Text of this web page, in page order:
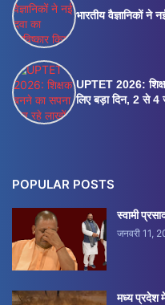
भारतीय वैज्ञानिकों ने
UPTET 2026:
लिए बड़ा दिन, 2 से 4
POPULAR POSTS
स्वामी
जनवरी 11,
मध्य प्रदेश में